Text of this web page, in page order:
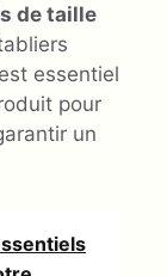
de taille
essentiel
pour
un